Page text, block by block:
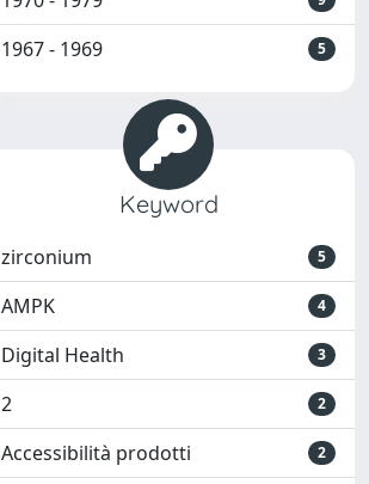
1967 - 1969 5
Keyword
zirconium 5
AMPK 4
Digital Health 3
2 2
Accessibilità prodotti 2